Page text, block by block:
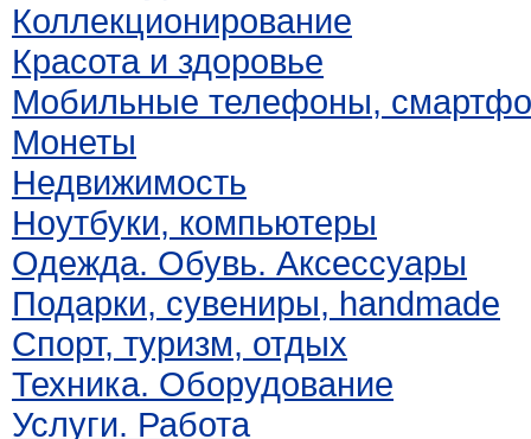
Коллекционирование
Красота и здоровье
Мобильные телефоны,
Монеты
Недвижимость
Ноутбуки, компьютеры
Одежда. Обувь. Аксессуары
Подарки, сувениры, handmade
Спорт, туризм, отдых
Техника. Оборудование
Услуги. Работа